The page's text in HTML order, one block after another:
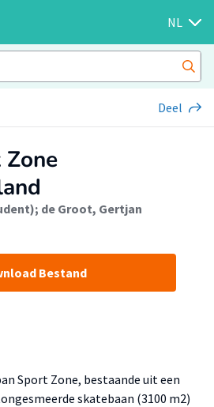
NL
Deel
; de Groot, Gertjan
Bestand
Sport Zone, bestaande uit een
skatebaan (3100 m2)